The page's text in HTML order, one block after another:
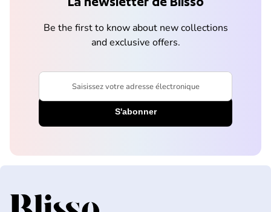
Be the first to know about new collections
and exclusive offers.
Saisissez votre adresse électronique
Accueil